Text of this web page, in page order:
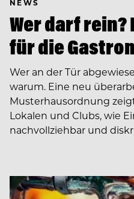
NEWS
Wer darf
für die
Wer an der Tür
warum. Eine neu
Musterhausordnung
Lokalen und Clubs, wie
nachvollziehbar und